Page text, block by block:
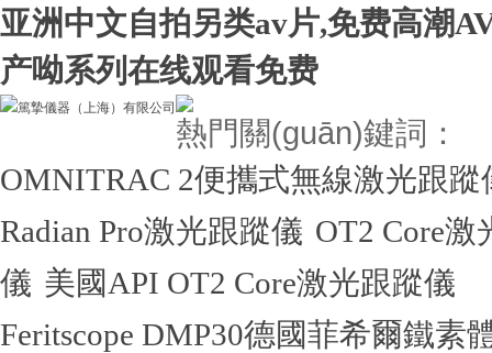
亚洲中文自拍另类av片,免费高潮
产呦系列在线观看免费
熱門關(guān)鍵詞：
OMNITRAC 2便攜式無線激光跟蹤
Radian Pro激光跟蹤儀 OT2 Core激
儀 美國API OT2 Core激光跟蹤儀
Feritscope DMP30德國菲希爾鐵素